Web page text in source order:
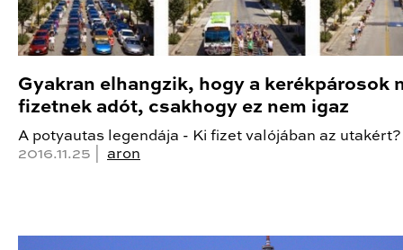
Gyakran elhangzik, hogy a kerékpárosok
fizetnek adót, csakhogy ez nem igaz
A potyautas legendája - Ki fizet valójában az utakért?
2016.11.25 | aron